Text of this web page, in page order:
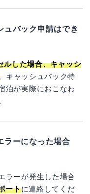
ュバック申請はでき
ルした場合、キャッシ
キャッシュバック特
泊が実際におこなわ
ラーになった場合
ラーが発生した場合
ートに連絡してくだ